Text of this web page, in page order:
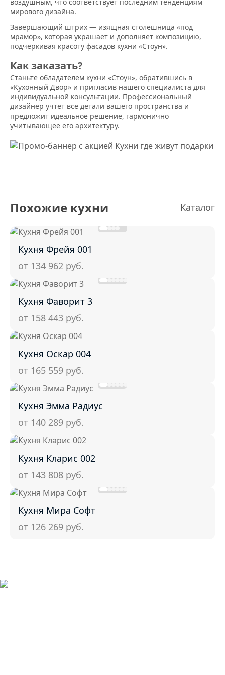
мирового дизайна.
Завершающий штрих — изящная столешница «под
мрамор», которая украшает и дополняет композицию,
подчеркивая красоту фасадов кухни «Стоун».
Как заказать?
Станьте обладателем кухни «Стоун», обратившись в
«Кухонный Двор» и пригласив нашего специалиста для
индивидуальной консультации. Профессиональный
дизайнер учтет все детали вашего пространства и
предложит идеальное решение, гармонично
учитывающее его архитектуру.
Похожие кухни Каталог
Кухня Фрейя 001
от 134 962 руб.
Кухня Фаворит 3
от 158 443 руб.
Кухня Оскар 004
от 165 559 руб.
Кухня Эмма Радиус
от 140 289 руб.
Кухня Кларис 002
от 143 808 руб.
Кухня Мира Софт
от 126 269 руб.